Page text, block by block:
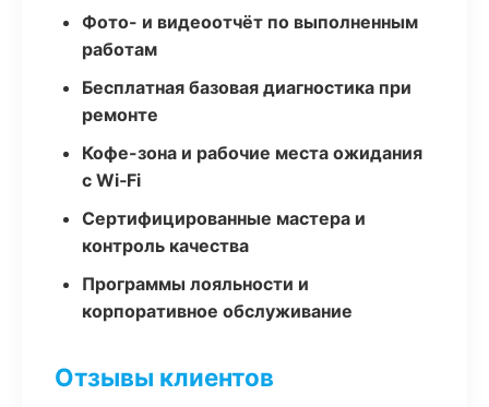
Фото- и видеоотчёт по выполненным
работам
Бесплатная базовая диагностика при
ремонте
Кофе-зона и рабочие места ожидания
с Wi‑Fi
Сертифицированные мастера и
контроль качества
Программы лояльности и
корпоративное обслуживание
Отзывы клиентов